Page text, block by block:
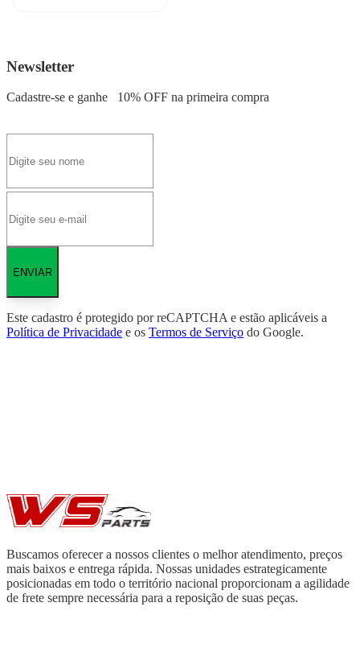
Newsletter
Cadastre-se e ganhe 10% OFF na primeira compra
ENVIAR
Este cadastro é protegido por reCAPTCHA e estão aplicáveis a
Política de Privacidade e os Termos de Serviço do Google.
Buscamos oferecer a nossos clientes o melhor atendimento, preços
mais baixos e entrega rápida. Nossas unidades estrategicamente
posicionadas em todo o território nacional proporcionam a agilidade
de frete sempre necessária para a reposição de suas peças.